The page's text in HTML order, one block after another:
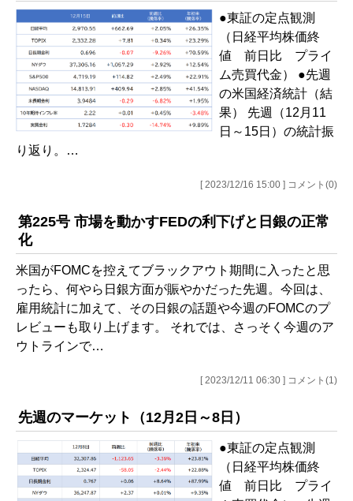
●東証の定点観測
（日経平均株価終
値 前日比 プライ
ム売買代金） ●先週
の米国経済統計（結
果） 先週（12月11
日～15日）の統計振
り返り。…
[ 2023/12/16 15:00 ] コメント(0)
第225号 市場を動かすFEDの利下げと日銀の正常
化
米国がFOMCを控えてブラックアウト期間に入ったと思
ったら、何やら日銀方面が賑やかだった先週。今回は、
雇用統計に加えて、その日銀の話題や今週のFOMCのプ
レビューも取り上げます。 それでは、さっそく今週のア
ウトラインで…
[ 2023/12/11 06:30 ] コメント(1)
先週のマーケット（12月2日～8日）
●東証の定点観測
（日経平均株価終
値 前日比 プライ